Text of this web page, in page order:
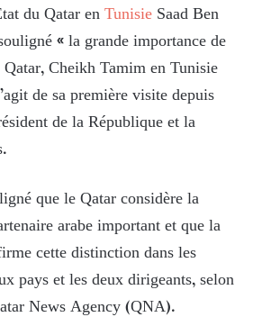
du Qatar enTunisie Saad Ben
« la grande importance de
Cheikh Tamim en Tunisie
de sa première visite depuis
de la République et la
que le Qatar considère la
arabe important et que la
cette distinction dans les
pays et les deux dirigeants, selon
News Agency (QNA).